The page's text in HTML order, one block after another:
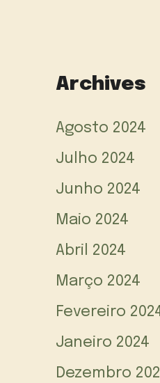
Archives
Agosto 2024
Julho 2024
Junho 2024
Maio 2024
Abril 2024
Março 2024
Fevereiro
Janeiro 2024
Dezembro